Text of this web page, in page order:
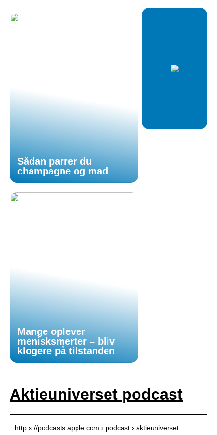
Sådan parrer du
champagne og mad
Mange oplever
menisksmerter – bliv
klogere på tilstanden
Aktieuniverset podcast
http s://podcasts.apple.com › podcast › aktieuniverset